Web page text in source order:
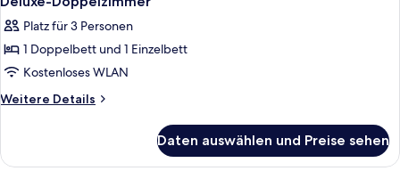
Fotos
für
Deluxe-
Doppelzimmer
anzeigen
Platz für 3 Personen
1 Doppelbett und 1 Einzelbett
Kostenloses WLAN
Weitere Details
Weitere
Doppelzimmer
Daten auswählen und Preise sehen